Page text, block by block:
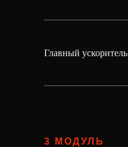
Главный ускоритель
3 МОДУЛЬ